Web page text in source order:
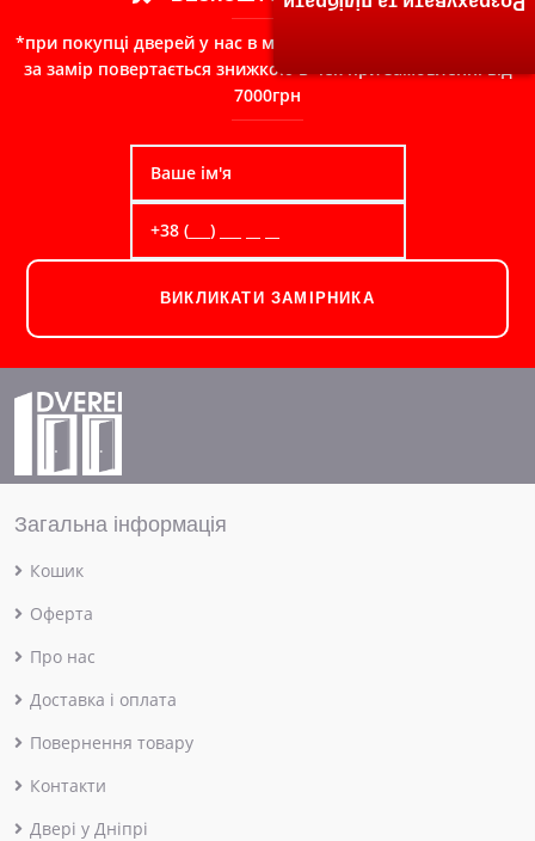
*при покупці дверей у нас в магазині, сума сплачена Вами
за замір повертається знижкою в чек при замовленні від
7000грн
ВИКЛИКАТИ ЗАМІРНИКА
Загальна інформація
Кошик
Оферта
Про нас
Доставка і оплата
Повернення товару
Контакти
Двері у Дніпрі